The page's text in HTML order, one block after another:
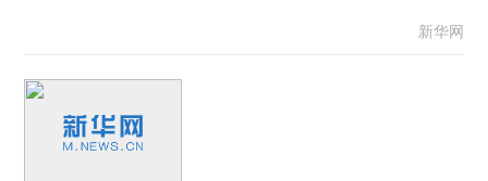
新华网